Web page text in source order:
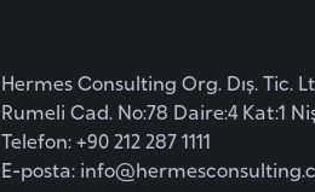
Hermes Consulting Org. Dış. Tic.
Rumeli Cad. No:78 Daire:4 Kat:1
Telefon: +90 212 287 1111
E-posta: